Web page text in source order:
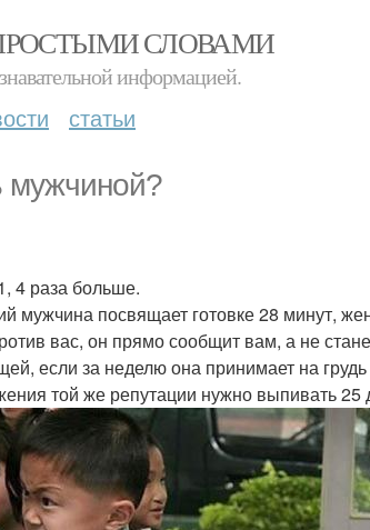
СЛОВАМИ
информацией.
статьи
мужчиной?
4 раза больше.
мужчина посвящает готовке 28 минут,
вас, он прямо сообщит вам, а не
если за неделю она принимает на
той же репутации нужно выпивать 25